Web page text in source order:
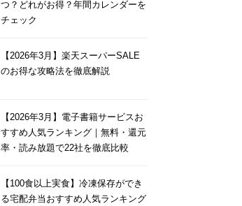
つ？どれがお得？年間カレンダーを
チェック
【2026年3月】楽天スーパーSALE
のお得な攻略法を徹底解説
【2026年3月】電子書籍サービスお
すすめ人気ランキング｜無料・還元
率・読み放題で22社を徹底比較
【100食以上実食】冷凍保存ができ
る宅配弁当おすすめ人気ランキング